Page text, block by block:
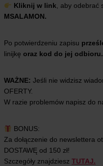
Kliknij w link, aby odebrać
MSALAMON.
Po potwierdzeniu zapisu
linijkę oraz kod do jej odbioru.
WAŻNE: Jeśli nie widzisz
OFERTY.
W razie problemów napisz do
BONUS:
Za dołączenie do newslettera
DOSTAWĘ od 150 zł!
Szczegóły znajdziesz TUTAJ.